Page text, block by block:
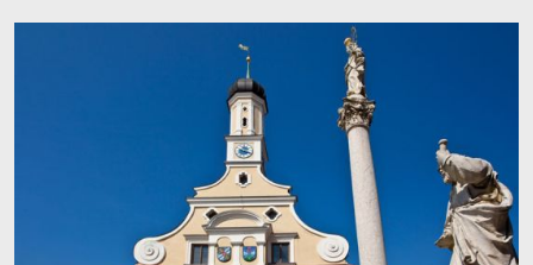
L'edificio della chiesa barocca del Riposo di Nostro
Signore è stata costruita nel 1731. L'interno è decorato
con affreschi di Tomas Damian Adam e Matthaus
Günther e con stucchi di Franz Xaver, Johann Michael e
Simpert Feichtmayr. Una delle creazioni più belle del
barocco bavarese. La chiesa prende il nome
dall'immagine miracolosa di Cristo che riposa, scolpita
intorno al 1496.